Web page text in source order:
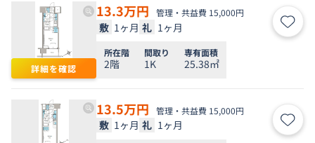
詳細を確認
13.3万円 管理・共益費 15,000円
敷 1ヶ月 礼 1ヶ月 お気
所在階
2階
間取り
1K
専有面積
25.38㎡
13.5万円 管理・共益費 15,000円
敷 1ヶ月 礼 1ヶ月 お気